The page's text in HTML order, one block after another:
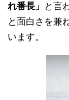
れ番長」
と言
と面白さを兼
います。